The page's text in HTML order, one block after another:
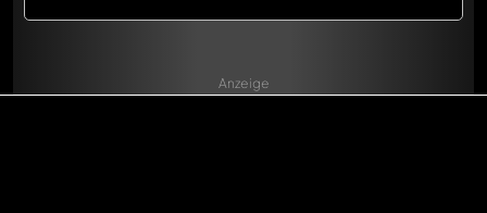
Anzeige